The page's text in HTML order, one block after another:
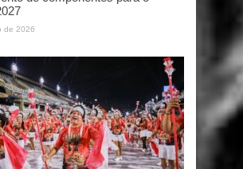
de 2026